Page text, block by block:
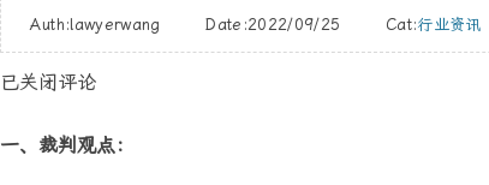
Auth:lawyerwang Date:2022/09/25 Cat:行业资讯
已关闭评论
一、裁判观点：